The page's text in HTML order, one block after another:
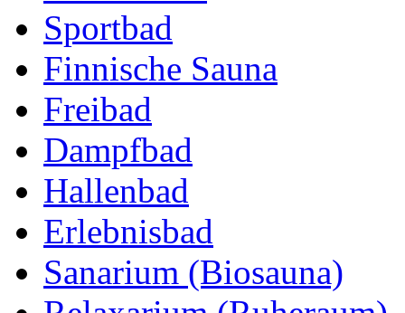
Sportbad
Finnische Sauna
Freibad
Dampfbad
Hallenbad
Erlebnisbad
Sanarium (Biosauna)